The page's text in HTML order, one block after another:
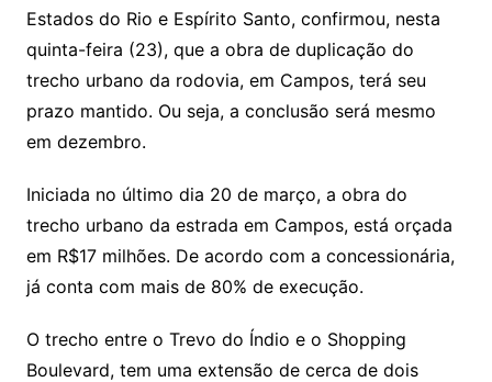
Estados do Rio e Espírito Santo, confirmou, nesta
quinta-feira (23), que a obra de duplicação do
trecho urbano da rodovia, em Campos, terá seu
prazo mantido. Ou seja, a conclusão será mesmo
em dezembro.
Iniciada no último dia 20 de março, a obra do
trecho urbano da estrada em Campos, está orçada
em R$17 milhões. De acordo com a concessionária,
já conta com mais de 80% de execução.
O trecho entre o Trevo do Índio e o Shopping
Boulevard, tem uma extensão de cerca de dois